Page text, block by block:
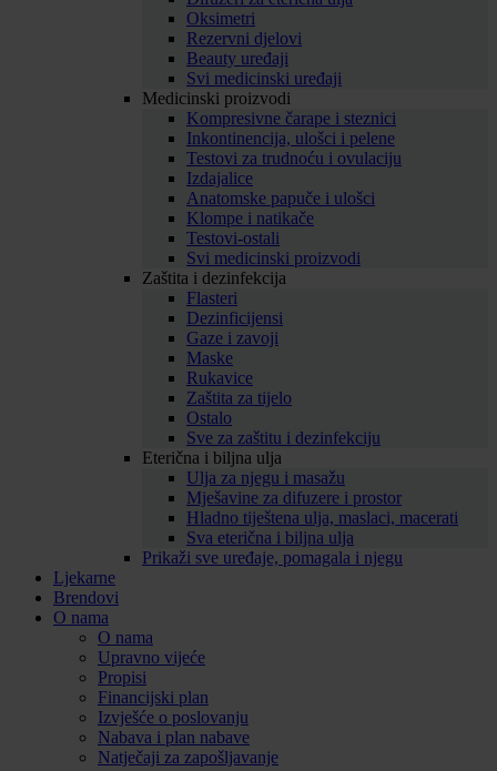
Oksimetri
Rezervni djelovi
Beauty uređaji
Svi medicinski uređaji
Medicinski proizvodi
Kompresivne čarape i steznici
Inkontinencija, ulošci i pelene
Testovi za trudnoću i ovulaciju
Izdajalice
Anatomske papuče i ulošci
Klompe i natikače
Testovi-ostali
Svi medicinski proizvodi
Zaštita i dezinfekcija
Flasteri
Dezinficijensi
Gaze i zavoji
Maske
Rukavice
Zaštita za tijelo
Ostalo
Sve za zaštitu i dezinfekciju
Eterična i biljna ulja
Ulja za njegu i masažu
Mješavine za difuzere i prostor
Hladno tiještena ulja, maslaci, macerati
Sva eterična i biljna ulja
Prikaži sve uređaje, pomagala i njegu
Ljekarne
Brendovi
O nama
O nama
Upravno vijeće
Propisi
Financijski plan
Izvješće o poslovanju
Nabava i plan nabave
Natječaji za zapošljavanje